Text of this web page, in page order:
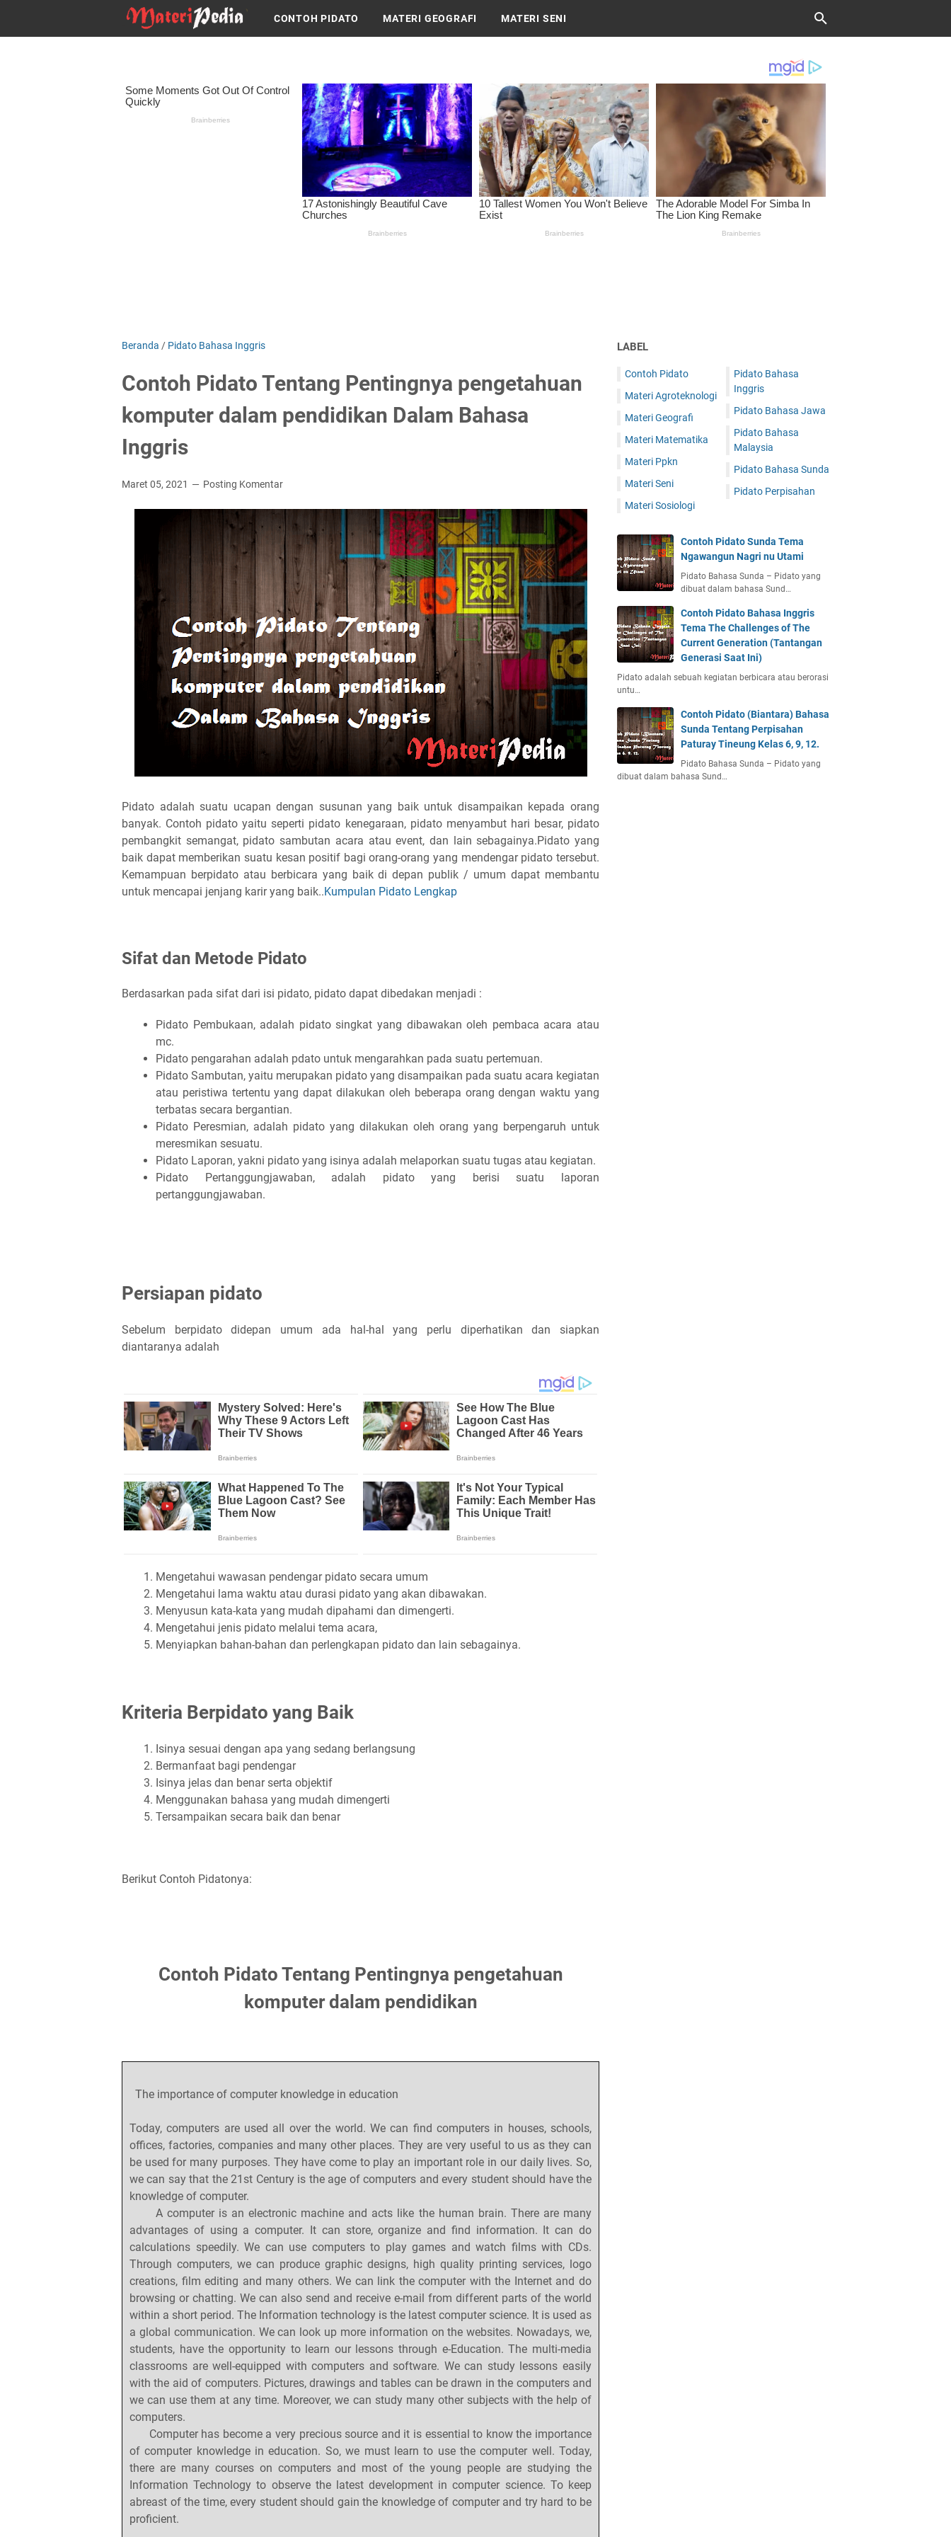
CONTOH PIDATO MATERI GEOGRAFI MATERI SENI
Beranda / Pidato Bahasa Inggris
Contoh Pidato Tentang Pentingnya pengetahuan
komputer dalam pendidikan Dalam Bahasa
Inggris
Maret 05, 2021 Posting Komentar
Pidato adalah suatu ucapan dengan susunan yang baik untuk disampaikan kepada orang
banyak. Contoh pidato yaitu seperti pidato kenegaraan, pidato menyambut hari besar, pidato
pembangkit semangat, pidato sambutan acara atau event, dan lain sebagainya.Pidato yang
baik dapat memberikan suatu kesan positif bagi orang-orang yang mendengar pidato tersebut.
Kemampuan berpidato atau berbicara yang baik di depan publik / umum dapat membantu
untuk mencapai jenjang karir yang baik..Kumpulan Pidato Lengkap
Sifat dan Metode Pidato
Berdasarkan pada sifat dari isi pidato, pidato dapat dibedakan menjadi :
Pidato Pembukaan, adalah pidato singkat yang dibawakan oleh pembaca acara atau
mc.
Pidato pengarahan adalah pdato untuk mengarahkan pada suatu pertemuan.
Pidato Sambutan, yaitu merupakan pidato yang disampaikan pada suatu acara kegiatan
atau peristiwa tertentu yang dapat dilakukan oleh beberapa orang dengan waktu yang
terbatas secara bergantian.
Pidato Peresmian, adalah pidato yang dilakukan oleh orang yang berpengaruh untuk
meresmikan sesuatu.
Pidato Laporan, yakni pidato yang isinya adalah melaporkan suatu tugas atau kegiatan.
Pidato Pertanggungjawaban, adalah pidato yang berisi suatu laporan
pertanggungjawaban.
Persiapan pidato
Sebelum berpidato didepan umum ada hal-hal yang perlu diperhatikan dan siapkan
diantaranya adalah
Mengetahui wawasan pendengar pidato secara umum
Mengetahui lama waktu atau durasi pidato yang akan dibawakan.
Menyusun kata-kata yang mudah dipahami dan dimengerti.
Mengetahui jenis pidato melalui tema acara,
Menyiapkan bahan-bahan dan perlengkapan pidato dan lain sebagainya.
Kriteria Berpidato yang Baik
Isinya sesuai dengan apa yang sedang berlangsung
Bermanfaat bagi pendengar
Isinya jelas dan benar serta objektif
Menggunakan bahasa yang mudah dimengerti
Tersampaikan secara baik dan benar
Berikut Contoh Pidatonya:
Contoh Pidato Tentang Pentingnya pengetahuan
komputer dalam pendidikan
The importance of computer knowledge in education
Today, computers are used all over the world. We can find computers in houses, schools,
offices, factories, companies and many other places. They are very useful to us as they can
be used for many purposes. They have come to play an important role in our daily lives. So,
we can say that the 21st Century is the age of computers and every student should have the
knowledge of computer.
A computer is an electronic machine and acts like the human brain. There are many
advantages of using a computer. It can store, organize and find information. It can do
calculations speedily. We can use computers to play games and watch films with CDs.
Through computers, we can produce graphic designs, high quality printing services, logo
creations, film editing and many others. We can link the computer with the Internet and do
browsing or chatting. We can also send and receive e-mail from different parts of the world
within a short period. The Information technology is the latest computer science. It is used as
a global communication. We can look up more information on the websites. Nowadays, we,
students, have the opportunity to learn our lessons through e-Education. The multi-media
classrooms are well-equipped with computers and software. We can study lessons easily
with the aid of computers. Pictures, drawings and tables can be drawn in the computers and
we can use them at any time. Moreover, we can study many other subjects with the help of
computers.
Computer has become a very precious source and it is essential to know the importance
of computer knowledge in education. So, we must learn to use the computer well. Today,
there are many courses on computers and most of the young people are studying the
Information Technology to observe the latest development in computer science. To keep
abreast of the time, every student should gain the knowledge of computer and try hard to be
proficient.
LABEL
Contoh Pidato
Materi Agroteknologi
Materi Geografi
Materi Matematika
Materi Ppkn
Materi Seni
Materi Sosiologi
Pidato Bahasa
Inggris
Pidato Bahasa Jawa
Pidato Bahasa
Malaysia
Pidato Bahasa Sunda
Pidato Perpisahan
Contoh Pidato Sunda Tema
Ngawangun Nagri nu Utami
Pidato Bahasa Sunda – Pidato yang
dibuat dalam bahasa Sund…
Contoh Pidato Bahasa Inggris
Tema The Challenges of The
Current Generation (Tantangan
Generasi Saat Ini)
Pidato adalah sebuah kegiatan berbicara atau berorasi
untu…
Contoh Pidato (Biantara) Bahasa
Sunda Tentang Perpisahan
Paturay Tineung Kelas 6, 9, 12.
Pidato Bahasa Sunda – Pidato yang
dibuat dalam bahasa Sund…